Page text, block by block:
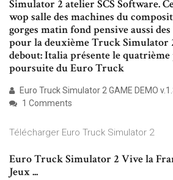
Simulator 2 atelier SCS Software.
wop salle des machines du
gorges matin fond pensive aussi
pour la deuxième Truck Simulator
debout: Italia présente le
poursuite du Euro Truck
Euro Truck Simulator 2 GAME DEMO
1 Comments
Télécharger Euro Truck Simulator 2
Euro Truck Simulator 2 Vive la
Jeux ...